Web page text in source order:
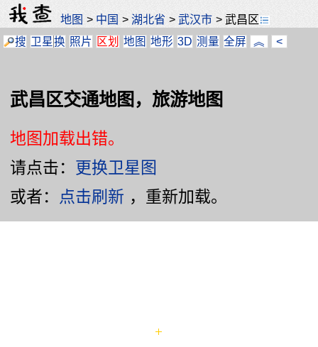
地图 > 中国 >湖北省 >武汉市 >武昌区
搜 卫星换 照片 区划 地图 地形 3D 测量 全屏 ︽ <
武昌区交通地图，旅游地图
地图加载出错。
请点击： 更换卫星图
或者： 点击刷新 ，重新加载。